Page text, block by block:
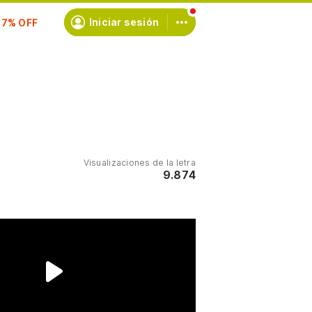
Iniciar sesión
Visualizaciones de la letra
9.874